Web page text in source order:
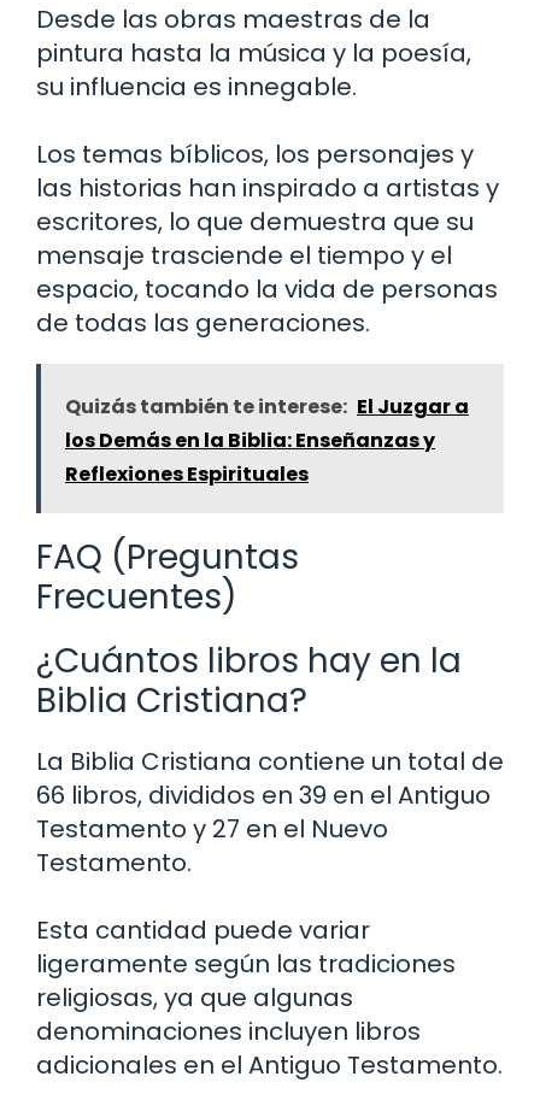
Desde las obras maestras de la
pintura hasta la música y la poesía,
su influencia es innegable.
Los temas bíblicos, los personajes y
las historias han inspirado a artistas y
escritores, lo que demuestra que su
mensaje trasciende el tiempo y el
espacio, tocando la vida de personas
de todas las generaciones.
Quizás también te interese: El Juzgar a
los Demás en la Biblia: Enseñanzas y
Reflexiones Espirituales
FAQ (Preguntas
Frecuentes)
¿Cuántos libros hay en la
Biblia Cristiana?
La Biblia Cristiana contiene un total de
66 libros, divididos en 39 en el Antiguo
Testamento y 27 en el Nuevo
Testamento.
Esta cantidad puede variar
ligeramente según las tradiciones
religiosas, ya que algunas
denominaciones incluyen libros
adicionales en el Antiguo Testamento.